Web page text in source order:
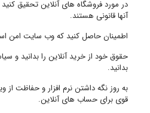
در مورد فروشگاه های آنلاین تحقیق کنید
آنها قانونی هستند.
اطمینان حاصل کنید که وب سایت امن
حقوق خود از خرید آنلاین را بدانید و
بدانید.
به روز نگه داشتن نرم افزار و حفاظت از
قوی برای حساب های آنلاین.